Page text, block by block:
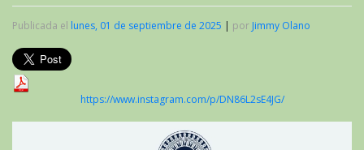
Publicada el lunes, 01 de septiembre de 2025 | por Jimmy Olano
https://www.instagram.com/p/DN86L2sE4JG/